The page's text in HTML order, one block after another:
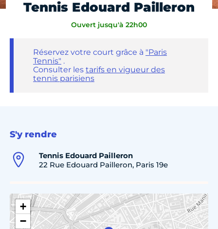
Tennis Edouard Pailleron
Ouvert jusqu'à 22h00
Réservez votre court grâce à "Paris
Tennis" .
Consulter les tarifs en vigueur des
tennis parisiens
S'y rendre
Tennis Edouard Pailleron
22 Rue Edouard Pailleron, Paris 19e
+
−